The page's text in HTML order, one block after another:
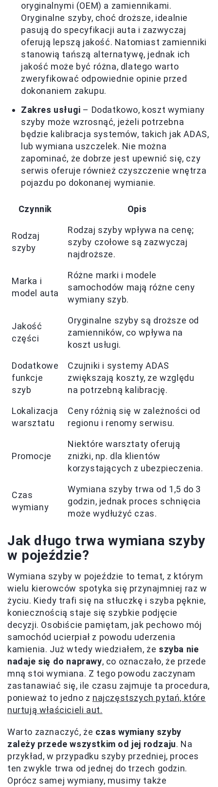
oryginalnymi (OEM) a zamiennikami.
Oryginalne szyby, choć droższe, idealnie
pasują do specyfikacji auta i zazwyczaj
oferują lepszą jakość. Natomiast zamienniki
stanowią tańszą alternatywę, jednak ich
jakość może być różna, dlatego warto
zweryfikować odpowiednie opinie przed
dokonaniem zakupu.
Zakres usługi – Dodatkowo, koszt wymiany
szyby może wzrosnąć, jeżeli potrzebna
będzie kalibracja systemów, takich jak ADAS,
lub wymiana uszczelek. Nie można
zapominać, że dobrze jest upewnić się, czy
serwis oferuje również czyszczenie wnętrza
pojazdu po dokonanej wymianie.
Czynnik Opis
Rodzaj
szyby
Rodzaj szyby wpływa na cenę;
szyby czołowe są zazwyczaj
najdroższe.
Marka i
model auta
Różne marki i modele
samochodów mają różne ceny
wymiany szyb.
Jakość
części
Oryginalne szyby są droższe od
zamienników, co wpływa na
koszt usługi.
Dodatkowe
funkcje
szyb
Czujniki i systemy ADAS
zwiększają koszty, ze względu
na potrzebną kalibrację.
Lokalizacja
warsztatu
Ceny różnią się w zależności od
regionu i renomy serwisu.
Promocje
Niektóre warsztaty oferują
zniżki, np. dla klientów
korzystających z ubezpieczenia.
Czas
wymiany
Wymiana szyby trwa od 1,5 do 3
godzin, jednak proces schnięcia
może wydłużyć czas.
Jak długo trwa wymiana szyby
w pojeździe?
Wymiana szyby w pojeździe to temat, z którym
wielu kierowców spotyka się przynajmniej raz w
życiu. Kiedy trafi się na stłuczkę i szyba pęknie,
koniecznością staje się szybkie podjęcie
decyzji. Osobiście pamiętam, jak pechowo mój
samochód ucierpiał z powodu uderzenia
kamienia. Już wtedy wiedziałem, że szyba nie
nadaje się do naprawy, co oznaczało, że przede
mną stoi wymiana. Z tego powodu zaczynam
zastanawiać się, ile czasu zajmuje ta procedura,
ponieważ to jedno z najczęstszych pytań, które
nurtują właścicieli aut.
Warto zaznaczyć, że czas wymiany szyby
zależy przede wszystkim od jej rodzaju. Na
przykład, w przypadku szyby przedniej, proces
ten zwykle trwa od jednej do trzech godzin.
Oprócz samej wymiany, musimy także